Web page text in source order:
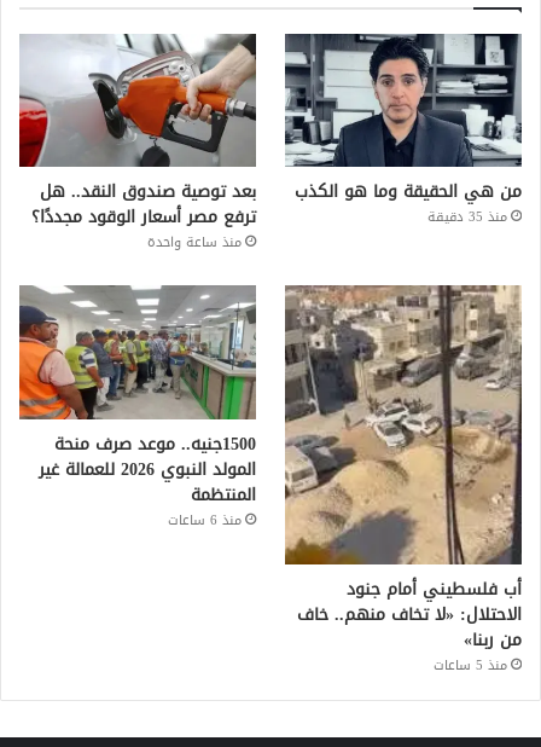
من هي الحقيقة وما هو الكذب
منذ 35 دقيقة
بعد توصية صندوق النقد.. هل
ترفع مصر أسعار الوقود مجددًا؟
منذ ساعة واحدة
أب فلسطيني أمام جنود
الاحتلال: «لا تخاف منهم.. خاف
من ربنا»
منذ 5 ساعات
1500جنيه.. موعد صرف منحة
المولد النبوي 2026 للعمالة غير
المنتظمة
منذ 6 ساعات